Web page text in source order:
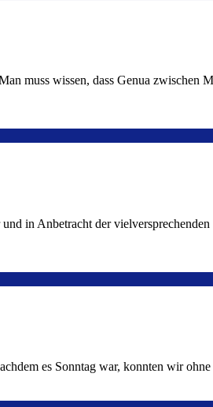
muss wissen, dass Genua zwischen
in Anbetracht der
es Sonntag war, konnten wir